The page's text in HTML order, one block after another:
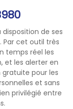
de ses
Par cet outil très
temps réel les
et les alerter en
pour les
et sans
privilégié entre